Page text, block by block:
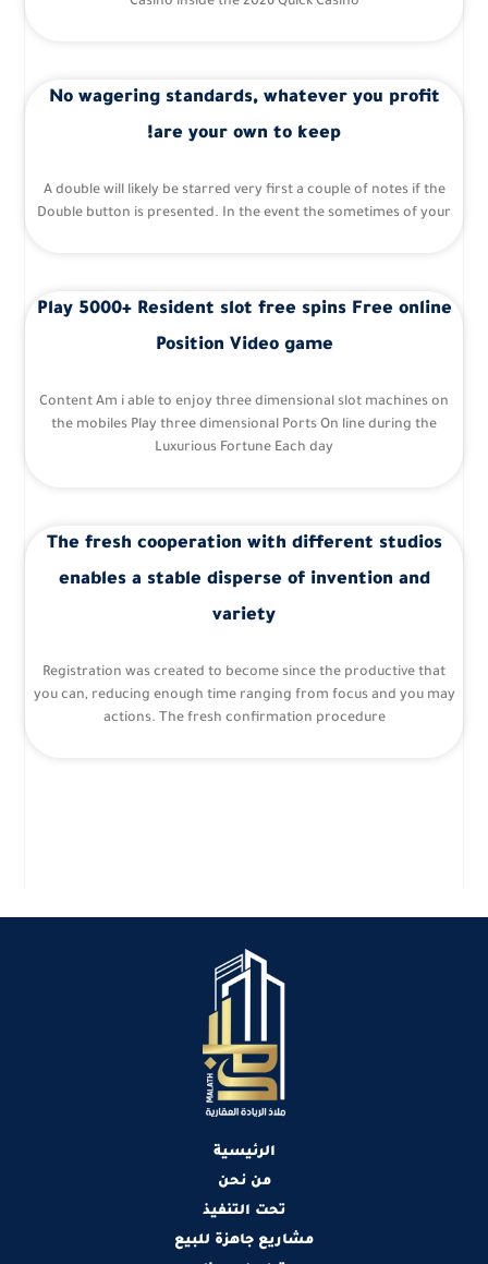
No wagering standards, whatever you profit
are your own to keep!
A double will likely be starred very first a couple of notes if the
Double button is presented. In the event the sometimes of your
Play 5000+ Resident slot free spins Free online
Position Video game
Content Am i able to enjoy three dimensional slot machines on
the mobiles Play three dimensional Ports On line during the
Luxurious Fortune Each day
The fresh cooperation with different studios
enables a stable disperse of invention and
variety
Registration was created to become since the productive that
you can, reducing enough time ranging from focus and you may
actions. The fresh confirmation procedure
الرئيسية
من نحن
تحت التنفيذ
مشاريع جاهزة للبيع